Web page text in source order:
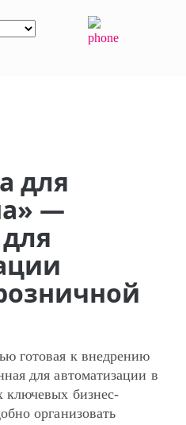
для
—
готовая к внедрению
для автоматизации в
ключевых бизнес-
организовать